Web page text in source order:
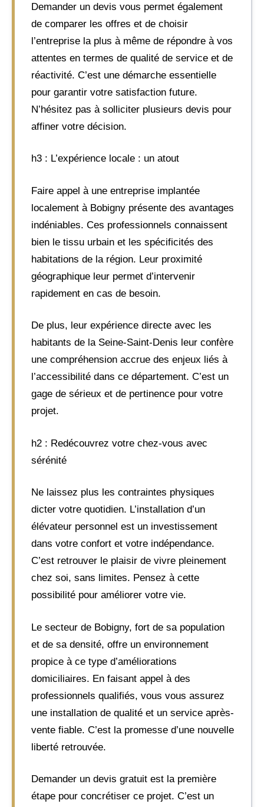
Demander un devis vous permet également
de comparer les offres et de choisir
l’entreprise la plus à même de répondre à vos
attentes en termes de qualité de service et de
réactivité. C’est une démarche essentielle
pour garantir votre satisfaction future.
N’hésitez pas à solliciter plusieurs devis pour
affiner votre décision.
h3 : L’expérience locale : un atout
Faire appel à une entreprise implantée
localement à Bobigny présente des avantages
indéniables. Ces professionnels connaissent
bien le tissu urbain et les spécificités des
habitations de la région. Leur proximité
géographique leur permet d’intervenir
rapidement en cas de besoin.
De plus, leur expérience directe avec les
habitants de la Seine-Saint-Denis leur confère
une compréhension accrue des enjeux liés à
l’accessibilité dans ce département. C’est un
gage de sérieux et de pertinence pour votre
projet.
h2 : Redécouvrez votre chez-vous avec
sérénité
Ne laissez plus les contraintes physiques
dicter votre quotidien. L’installation d’un
élévateur personnel est un investissement
dans votre confort et votre indépendance.
C’est retrouver le plaisir de vivre pleinement
chez soi, sans limites. Pensez à cette
possibilité pour améliorer votre vie.
Le secteur de Bobigny, fort de sa population
et de sa densité, offre un environnement
propice à ce type d’améliorations
domiciliaires. En faisant appel à des
professionnels qualifiés, vous vous assurez
une installation de qualité et un service après-
vente fiable. C’est la promesse d’une nouvelle
liberté retrouvée.
Demander un devis gratuit est la première
étape pour concrétiser ce projet. C’est un